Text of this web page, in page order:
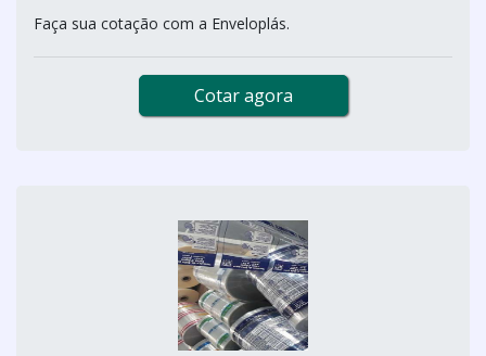
Faça sua cotação com a Enveloplás.
Cotar agora